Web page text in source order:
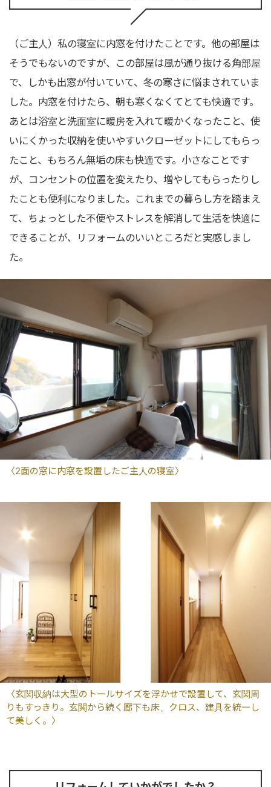
（ご主人）私の寝室に内窓を付けたことです。他の部屋は
そうでもないのですが、この部屋は風が通り抜ける角部屋
で、しかも出窓が付いていて、冬の寒さに悩まされていま
した。内窓を付けたら、朝も寒くなくてとても快適です。
あとは浴室と洗面室に暖房を入れて暖かくなったこと、使
いにくかった収納を使いやすいクローゼットにしてもらっ
たこと、もちろん無垢の床も快適です。小さなことです
が、コンセントの位置を変えたり、増やしてもらったりし
たことも便利になりました。これまでの暮らし方を踏まえ
て、ちょっとした不便やストレスを解消して生活を快適に
できることが、リフォームのいいところだと実感しまし
た。
〈2面の窓に内窓を設置したご主人の寝室〉
〈玄関収納は大型のトールサイズを浮かせで設置して、玄関周
りもすっきり。玄関から続く廊下も床、クロス、建具を統一し
て美しく。〉